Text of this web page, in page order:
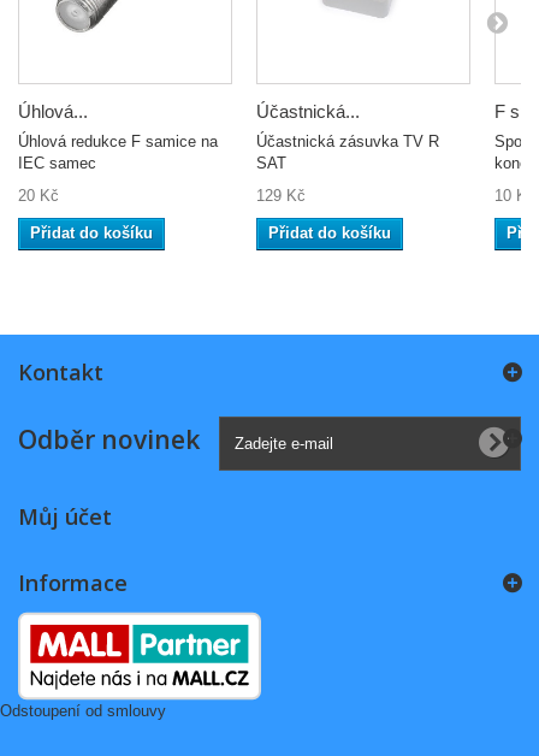
Úhlová...
Úhlová redukce F samice na
IEC samec
20 Kč
Přidat do košíku
Účastnická...
Účastnická zásuvka TV R
SAT
129 Kč
Přidat do košíku
F
10 Kč
Kontakt
Odběr novinek
Můj účet
Informace
Odstoupení od smlouvy